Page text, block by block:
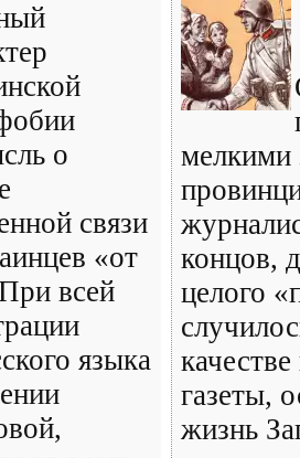
о
связи
«от
всей
языка
мелкими
концов,
целого
газеты,
жизнь